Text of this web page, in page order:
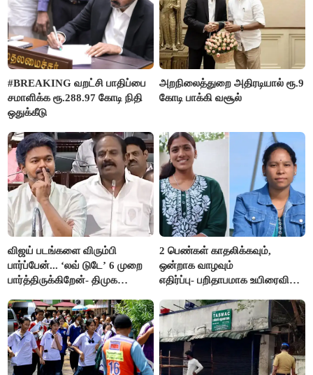
#BREAKING வறட்சி பாதிப்பை
சமாளிக்க ரூ.288.97 கோடி நிதி
ஒதுக்கீடு
அறநிலைத்துறை அதிரடியால் ரூ.9
கோடி பாக்கி வசூல்
விஜய் படங்களை விரும்பி
பார்ப்பேன்... ‘லவ் டுடே’ 6 முறை
பார்த்திருக்கிறேன்- திமுக
2 பெண்கள் காதலிக்கவும்,
ஒன்றாக வாழவும்
எதிர்ப்பு- பறிதாபமாக உயிரைவிட்ட